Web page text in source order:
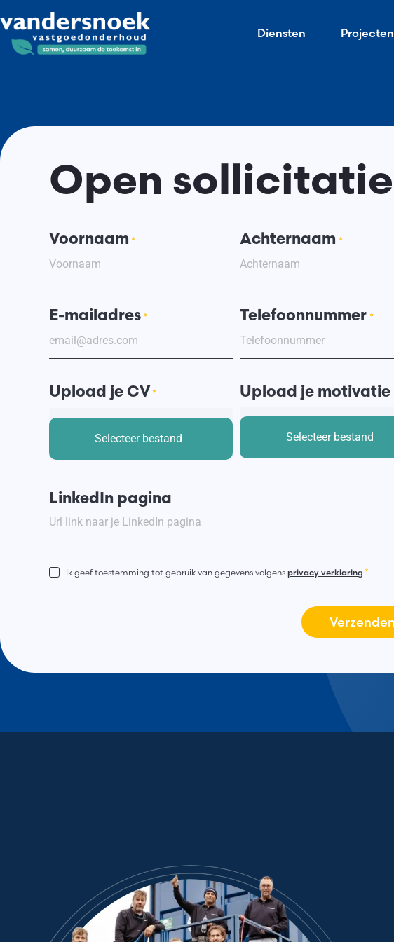
Diensten Projecten
Open sollicitatie
Voornaam * Achternaam *
E-mailadres * Telefoonnummer *
Upload je CV * Upload je motivatie
LinkedIn pagina
Instemming
Ik geef toestemming tot gebruik van gegevens volgens privacy verklaring *